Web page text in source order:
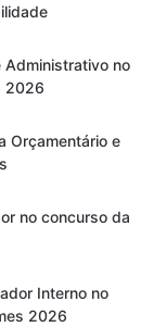
no
2026
Orçamentário e
no concurso da
Interno no
2026